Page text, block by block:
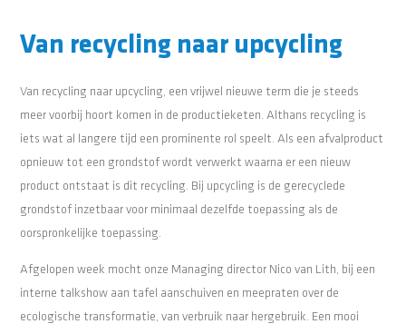
Van recycling naar upcycling
Van recycling naar upcycling, een vrijwel nieuwe term die je steeds
meer voorbij hoort komen in de productieketen. Althans recycling is
iets wat al langere tijd een prominente rol speelt. Als een afvalproduct
opnieuw tot een grondstof wordt verwerkt waarna er een nieuw
product ontstaat is dit recycling. Bij upcycling is de gerecyclede
grondstof inzetbaar voor minimaal dezelfde toepassing als de
oorspronkelijke toepassing.
Afgelopen week mocht onze Managing director Nico van Lith, bij een
interne talkshow aan tafel aanschuiven en meepraten over de
ecologische transformatie, van verbruik naar hergebruik. Een mooi